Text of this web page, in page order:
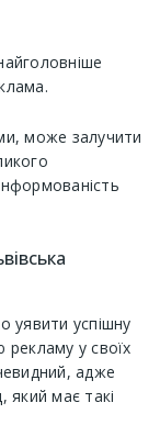
може залучити
уявити успішну
у своїх
адже
який має такі